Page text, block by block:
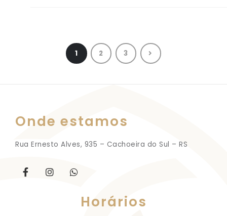
1 2 3
Onde estamos
Rua Ernesto Alves, 935 – Cachoeira do Sul – RS
Horários